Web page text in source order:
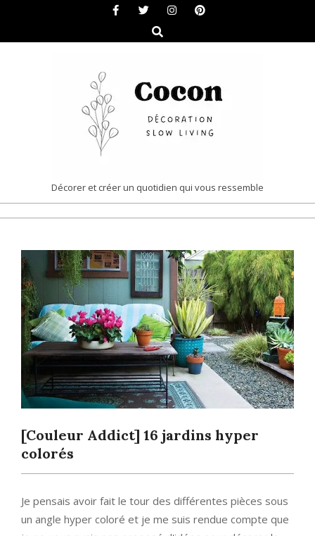
content
Search
COCON
|
&
SLOW
LIVING
Décorer et créer un quotidien qui vous ressemble
Menu
[Couleur Addict] 16 jardins hyper
colorés
Je pensais avoir fait le tour des différentes pièces sous
un angle hyper coloré et je me suis rendue compte que